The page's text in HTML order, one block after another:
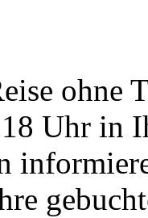
ohne
Uhr in